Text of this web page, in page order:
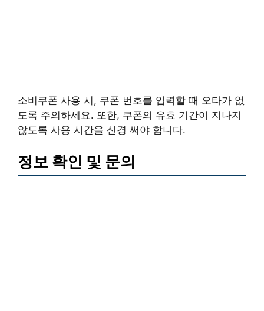
소비쿠폰 사용 시, 쿠폰 번호를 입력할 때 오타가 없
도록 주의하세요. 또한, 쿠폰의 유효 기간이 지나지
않도록 사용 시간을 신경 써야 합니다.
정보 확인 및 문의